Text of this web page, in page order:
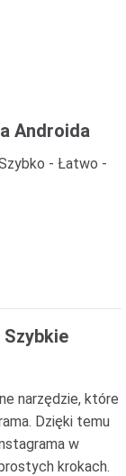
Androida
- Łatwo -
narzędzie, które
Dzięki temu
w
krokach.